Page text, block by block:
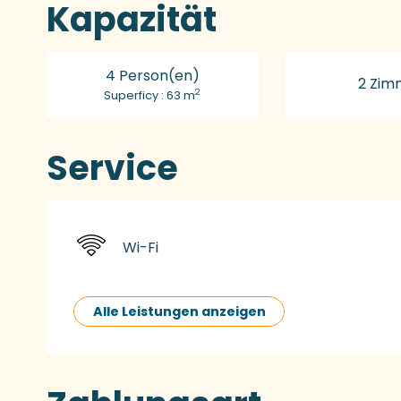
Kapazität
4 Person(en)
Superficy : 63 m2 2
Service
Wi-Fi
Alle Leistungen anzeigen